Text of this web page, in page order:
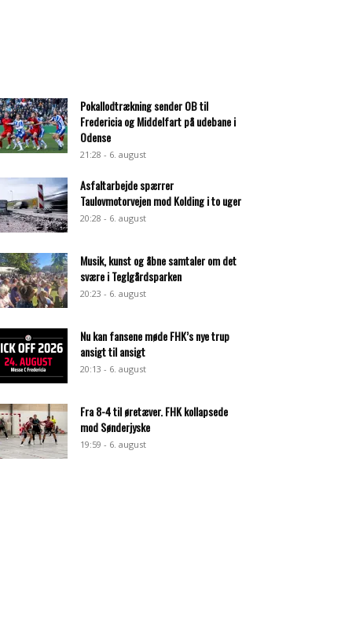
Pokallodtrækning sender OB til
Fredericia og Middelfart på udebane i
Odense
21:28 - 6. august
Asfaltarbejde spærrer
Taulovmotorvejen mod Kolding i to uger
20:28 - 6. august
Musik, kunst og åbne samtaler om det
svære i Teglgårdsparken
20:23 - 6. august
Nu kan fansene møde FHK’s nye trup
ansigt til ansigt
20:13 - 6. august
Fra 8-4 til øretæver. FHK kollapsede
mod Sønderjyske
19:59 - 6. august